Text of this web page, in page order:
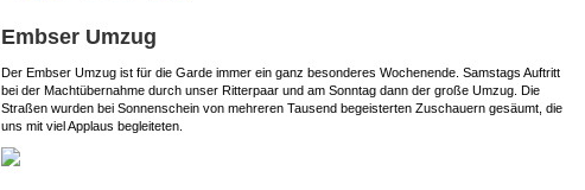
Embser Umzug
Der Embser Umzug ist für die Garde immer ein ganz besonderes Wochenende. Samstags Auftritt
bei der Machtübernahme durch unser Ritterpaar und am Sonntag dann der große Umzug. Die
Straßen wurden bei Sonnenschein von mehreren Tausend begeisterten Zuschauern gesäumt, die
uns mit viel Applaus begleiteten.